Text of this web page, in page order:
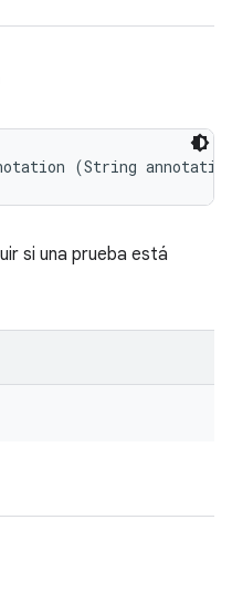
(String
si una prueba está